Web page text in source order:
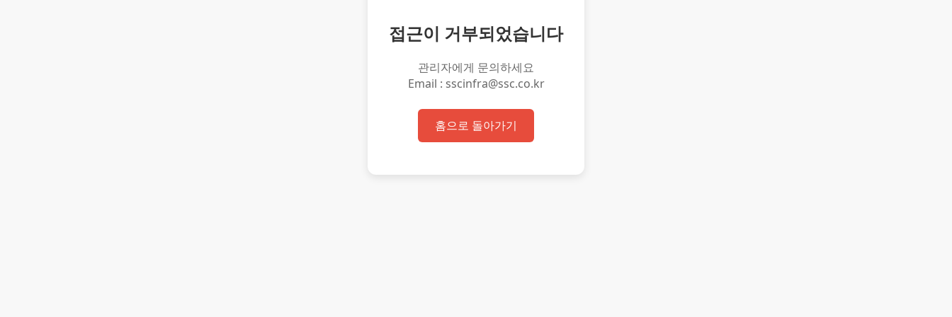
접근이 거부되었습니다
관리자에게 문의하세요
Email : sscinfra@ssc.co.kr
홈으로 돌아가기